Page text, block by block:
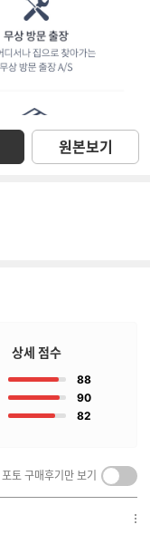
원본보기
상세 점수
88점
90점
82
포토 구매후기만 보기
켜
기/
옵